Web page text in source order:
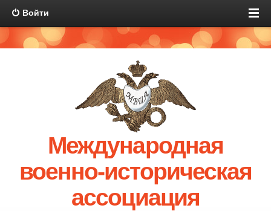
Войти
Международная
военно-историческая
ассоциация